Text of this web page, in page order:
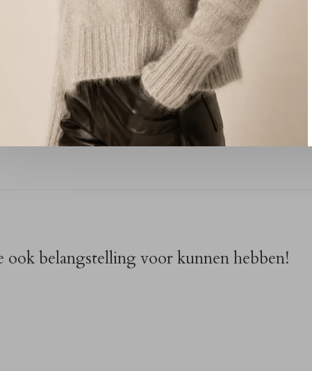
krijtstreep
voor goede pasvorm
soepel en slank
uitstraling
wil je combineren met andere items? Stuur ons een
of bel 072‑7210960. Je bent ook welkom in onze winkel in
ook belangstelling voor kunnen hebben!